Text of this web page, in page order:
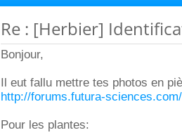
Re : [Herbier]
Bonjour,
Il eut fallu mettre tes photos en
http://forums.futura-
Pour les plantes: